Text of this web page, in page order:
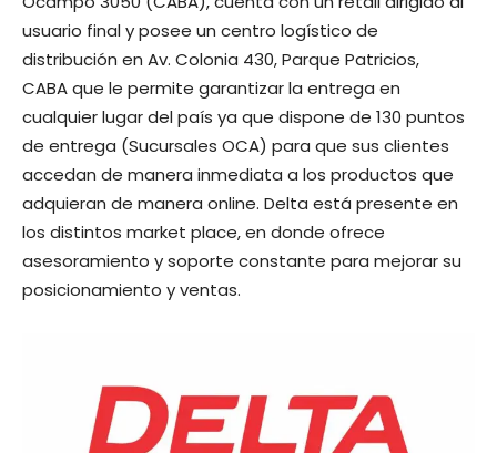
usuario final y posee un centro logístico de
distribución en Av. Colonia 430, Parque Patricios,
CABA que le permite garantizar la entrega en
cualquier lugar del país ya que dispone de 130 puntos
de entrega (Sucursales OCA) para que sus clientes
accedan de manera inmediata a los productos que
adquieran de manera online. Delta está presente en
los distintos market place, en donde ofrece
asesoramiento y soporte constante para mejorar su
posicionamiento y ventas.